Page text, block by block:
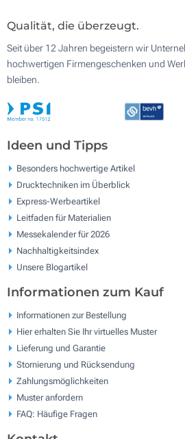
Qualität, die überzeugt.
Seit über 12 Jahren begeistern wir
hochwertigen Firmengeschenken und
bleiben.
Ideen und Tipps
Besonders hochwertige Artikel
Drucktechniken im Überblick
Express-Werbeartikel
Leitfaden für Materialien
Messekalender für 2026
Nachhaltigkeitsindex
Unsere Blogartikel
Informationen zum Kauf
Informationen zur Bestellung
Hier erhalten Sie Ihr virtuelles Muster
Lieferung und Garantie
Stornierung und Rücksendung
Zahlungsmöglichkeiten
Muster anfordern
FAQ: Häufige Fragen